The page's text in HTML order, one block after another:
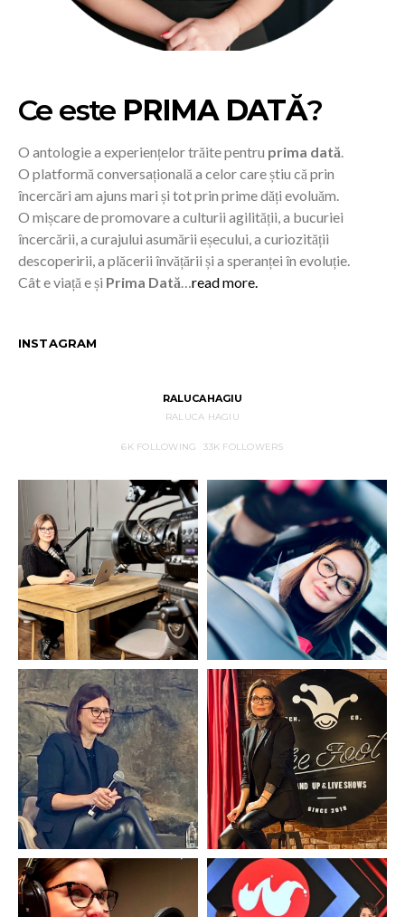
Ce este PRIMA DATĂ?
O antologie a experiențelor trăite pentru prima dată.
O platformă conversațională a celor care știu că prin
încercări am ajuns mari și tot prin prime dăți evoluăm.
O mișcare de promovare a culturii agilității, a bucuriei
încercării, a curajului asumării eșecului, a curiozității
descoperirii, a plăcerii învățării și a speranței în evoluție.
Cât e viață e și Prima Dată…read more.
INSTAGRAM
RALUCAHAGIU
RALUCA HAGIU
6KFOLLOWING 33K FOLLOWERS